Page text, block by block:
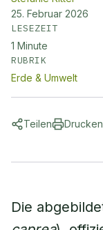
25. Februar 2026
LESEZEIT
1 Minute
RUBRIK
Erde & Umwelt
Teilen Drucken
Die